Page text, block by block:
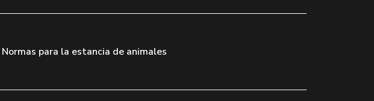
Normas para la estancia de animales